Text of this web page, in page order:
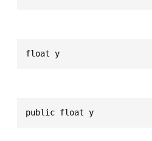
float y
public float y